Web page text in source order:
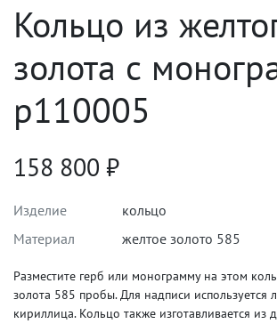
Кольцо из
золота с
p110005
158 800 ₽
Изделие
кольцо
Материал
желтое золото 585
Разместите герб или монограмму на этом
золота 585 пробы. Для надписи используется
кириллица. Кольцо также изготавливается из